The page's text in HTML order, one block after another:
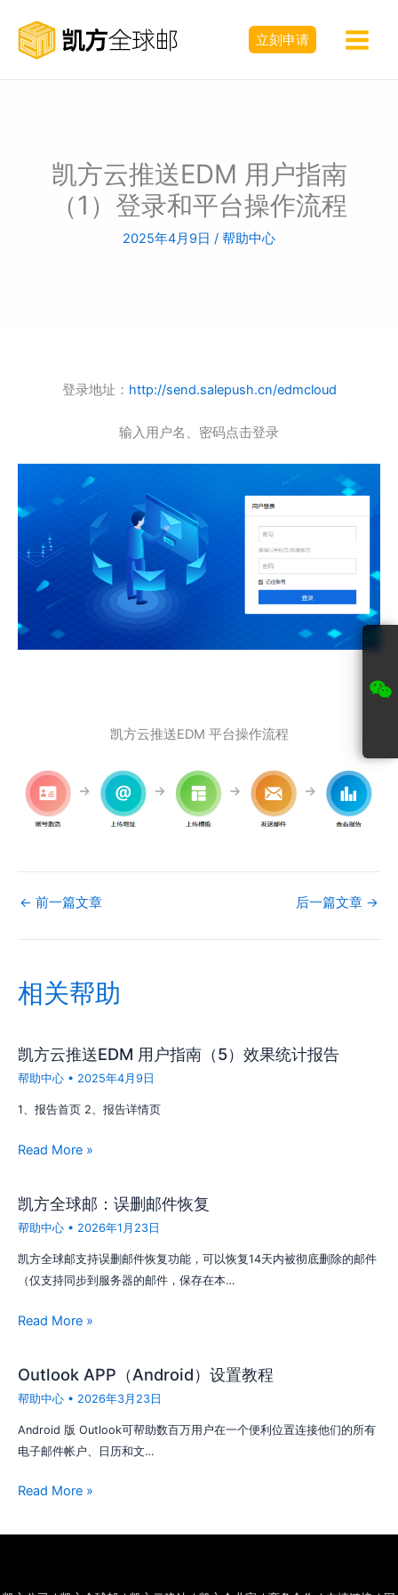
立刻申请
凯方云推送EDM 用户指南
（1）登录和平台操作流程
2025年4月9日 / 帮助中心
登录地址： http://send.salepush.cn/edmcloud
输入用户名、密码点击登录
凯方云推送EDM 平台操作流程
← 前一篇文章 后一篇文章 →
相关帮助
凯方云推送EDM 用户指南（5）效果统计报告
帮助中心 • 2025年4月9日
1、报告首页 2、报告详情页
Read More »
凯方全球邮：误删邮件恢复
帮助中心 • 2026年1月23日
凯方全球邮支持误删邮件恢复功能，可以恢复14天内被彻底删除的邮件
（仅支持同步到服务器的邮件，保存在本…
Read More »
Outlook APP（Android）设置教程
帮助中心 • 2026年3月23日
Android 版 Outlook可帮助数百万用户在一个便利位置连接他们的所有
电子邮件帐户、日历和文…
Read More »